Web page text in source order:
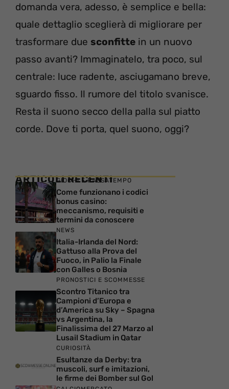
domanda vera, adesso, è semplice e bella:
quale dettaglio sceglierà di migliorare per
trasformare due sconfitte in un nuovo
passo avanti? Immaginatelo, tra poco, sul
centrale: luce radente, asciugamano breve,
sguardo fisso. Il rumore del titolo svanisce.
Resta il suono secco della palla sul piatto
corde. Dove ti porta, quel suono, oggi?
ARTICOLI RECENTI
GIOCHI E PASSATEMPO
Come funzionano i codici
bonus casino:
meccanismo, requisiti e
termini da conoscere
NEWS
Italia-Irlanda del Nord:
Gattuso alla Prova del
Fuoco, in Palio la Finale
con Galles o Bosnia
PRONOSTICI E SCOMMESSE
Scontro Titanico tra
Campioni d’Europa e
d’America su Sky – Spagna
vs Argentina, la
Finalissima del 27 Marzo al
Lusail Stadium in Qatar
CURIOSITÀ
Esultanze da Derby: tra
muscoli, surf e imitazioni,
le firme dei Bomber sul Gol